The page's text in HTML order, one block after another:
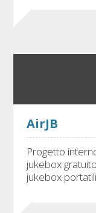
AirJB
Progetto
jukebox
jukebox